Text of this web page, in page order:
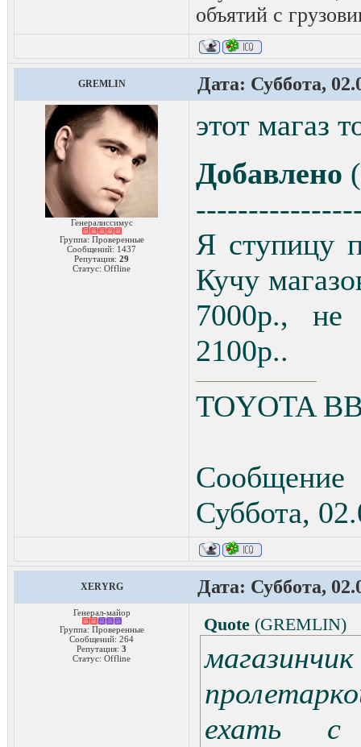
объятий с
GREMLIN Дата: Суббота,
Генералиссимус
Группа: Проверенные
Сообщений: 1437
Репутация: 29
Статус: Offline
этот магаз
Добавлено
Я ступицу
Кучу
7000р., не
2100р..
TOYOTA
Сообщение
Суббота,
XERYRG Дата: Суббота,
Генерал-майор
Группа: Проверенные
Сообщений: 264
Репутация: 3
Статус: Offline
Quote (GREMLIN)
ехать с